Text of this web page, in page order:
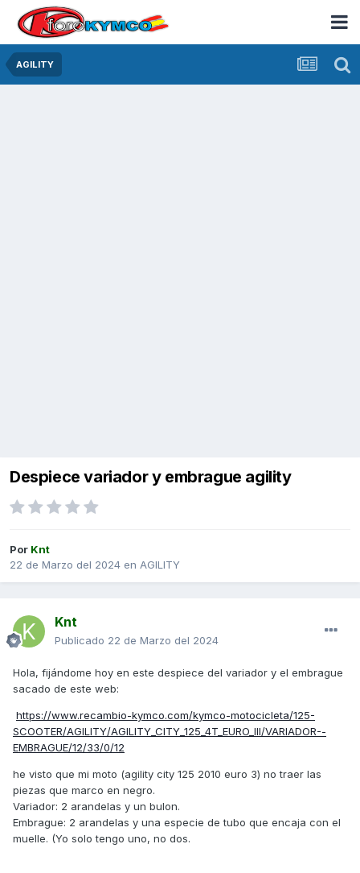
AGILITY
Despiece variador y embrague agility
Por Knt
22 de Marzo del 2024 en AGILITY
Knt
Publicado 22 de Marzo del 2024
Hola, fijándome hoy en este despiece del variador y el embrague
sacado de este web:
https://www.recambio-kymco.com/kymco-motocicleta/125-
SCOOTER/AGILITY/AGILITY_CITY_125_4T_EURO_III/VARIADOR--
EMBRAGUE/12/33/0/12
he visto que mi moto (agility city 125 2010 euro 3) no traer las
piezas que marco en negro.
Variador: 2 arandelas y un bulon.
Embrague: 2 arandelas y una especie de tubo que encaja con el
muelle. (Yo solo tengo uno, no dos.